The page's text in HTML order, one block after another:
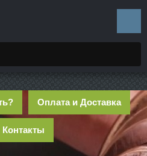
Оплата и Доставка
Контакты